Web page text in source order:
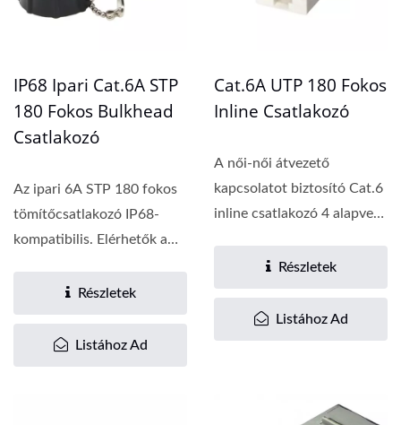
IP68 Ipari Cat.6A STP
180 Fokos Bulkhead
Csatlakozó
Az ipari 6A STP 180 fokos
tömítőcsatlakozó IP68-
kompatibilis. Elérhetők a
Részletek
Listához Ad
Cat.6A UTP 180 Fokos
Inline Csatlakozó
A női-női átvezető
kapcsolatot biztosító Cat.6
inline csatlakozó 4 alapvető
Részletek
Listához Ad